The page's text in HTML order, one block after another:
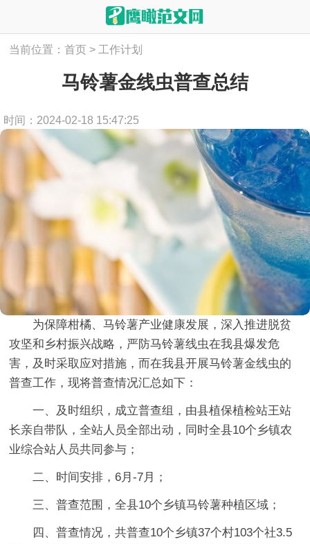
当前位置：首页 > 工作计划
马铃薯金线虫普查总结
时间：2024-02-18 15:47:25
为保障柑橘、马铃薯产业健康发展，深入推进脱贫
攻坚和乡村振兴战略，严防马铃薯线虫在我县爆发危
害，及时采取应对措施，而在我县开展马铃薯金线虫的
普查工作，现将普查情况汇总如下：
一、及时组织，成立普查组，由县植保植检站王站
长亲自带队，全站人员全部出动，同时全县10个乡镇农
业综合站人员共同参与；
二、时间安排，6月-7月；
三、普查范围，全县10个乡镇马铃薯种植区域；
四、普查情况，共普查10个乡镇37个村103个社3.5